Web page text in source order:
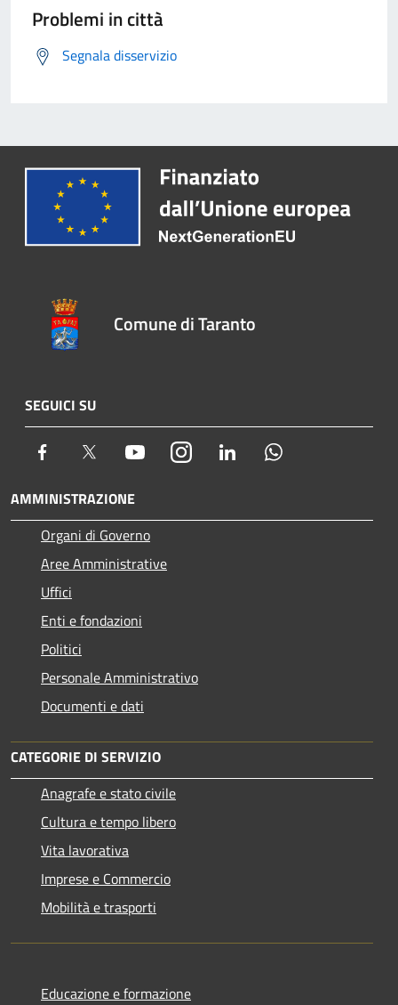
Problemi in città
Segnala disservizio
Comune di Taranto
SEGUICI SU
Facebook Twitter YoutubeInstagram LinkedIn
AMMINISTRAZIONE
Organi di Governo
Aree Amministrative
Uffici
Enti e fondazioni
Politici
Personale Amministrativo
Documenti e dati
CATEGORIE DI SERVIZIO
Anagrafe e stato civile
Cultura e tempo libero
Vita lavorativa
Imprese e Commercio
Mobilità e trasporti
Educazione e formazione